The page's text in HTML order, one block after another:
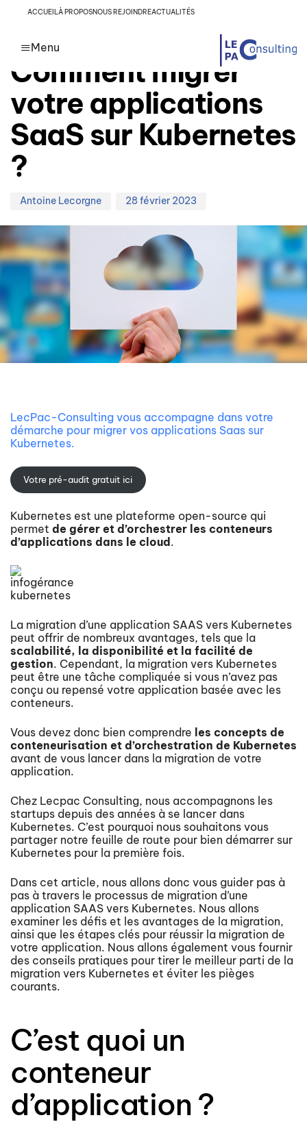
ACCUEILÀ PROPOSNOUS REJOINDREACTUALITÉS
Menu
PUBLISHED
Comment migrer
votre applications
SaaS sur Kubernetes
?
Author
Antoine Lecorgne
Published
28 février 2023
LecPac-Consulting vous accompagne dans votre
démarche pour migrer vos applications Saas sur
Kubernetes.
Votre pré-audit gratuit ici
Kubernetes est une plateforme open-source qui
permet de gérer et d’orchestrer les conteneurs
d’applications dans le cloud.
La migration d’une application SAAS vers Kubernetes
peut offrir de nombreux avantages, tels que la
scalabilité, la disponibilité et la facilité de
gestion. Cependant, la migration vers Kubernetes
peut être une tâche compliquée si vous n’avez pas
conçu ou repensé votre application basée avec les
conteneurs.
Vous devez donc bien comprendre les concepts de
conteneurisation et d’orchestration de Kubernetes
avant de vous lancer dans la migration de votre
application.
Chez Lecpac Consulting, nous accompagnons les
startups depuis des années à se lancer dans
Kubernetes. C’est pourquoi nous souhaitons vous
partager notre feuille de route pour bien démarrer sur
Kubernetes pour la première fois.
Dans cet article, nous allons donc vous guider pas à
pas à travers le processus de migration d’une
application SAAS vers Kubernetes. Nous allons
examiner les défis et les avantages de la migration,
ainsi que les étapes clés pour réussir la migration de
votre application. Nous allons également vous fournir
des conseils pratiques pour tirer le meilleur parti de la
migration vers Kubernetes et éviter les pièges
courants.
C’est quoi un
conteneur
d’application ?